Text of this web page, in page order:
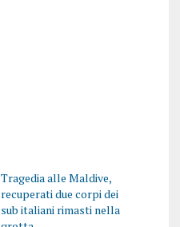
Tragedia alle Maldive,
recuperati due corpi dei
sub italiani rimasti nella